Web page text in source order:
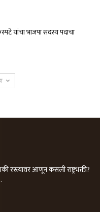
यांचा भाजपा सदस्य पदाचा
रस्त्यावर आणून कसली राष्ट्रभक्ती?